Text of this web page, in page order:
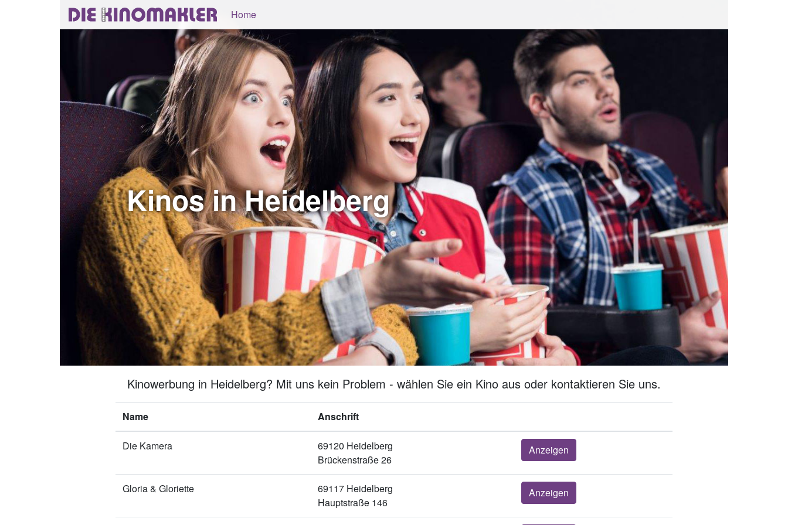
Home
Kinos in Heidelberg
Kinowerbung in Heidelberg? Mit uns kein Problem - wählen Sie ein Kino aus oder kontaktieren Sie uns.
Name Anschrift
Die Kamera
69120 Heidelberg
Brückenstraße 26
Anzeigen
Gloria & Gloriette
69117 Heidelberg
Hauptstraße 146
Anzeigen